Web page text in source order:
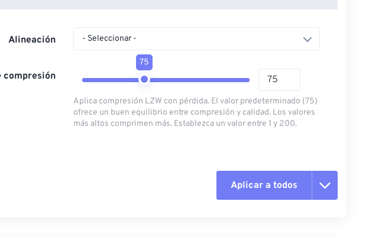
Alineación - Seleccionar -
compresión
75
Aplica compresión LZW con pérdida. El valor predeterminado (75)
ofrece un buen equilibrio entre compresión y calidad. Los valores
más altos comprimen más. Establezca un valor entre 1 y 200.
Aplicar a todos